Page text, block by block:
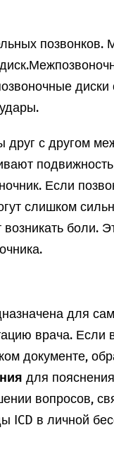
друг с другом
Если
слишком
возникать боли.
для
врача.
документе,
для
вопросов,
ICD в личной